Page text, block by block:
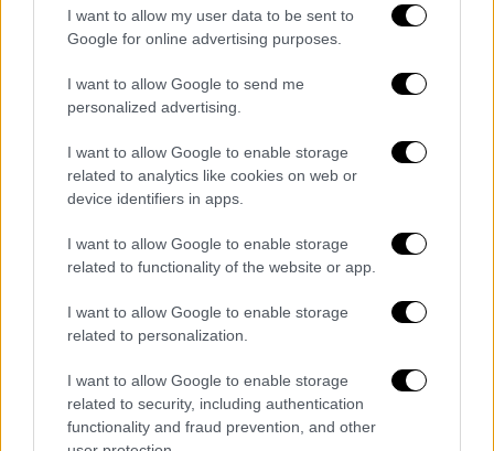
I want to allow my user data to be sent to
Google for online advertising purposes.
I want to allow Google to send me
personalized advertising.
I want to allow Google to enable storage
related to analytics like cookies on web or
device identifiers in apps.
I want to allow Google to enable storage
related to functionality of the website or app.
I want to allow Google to enable storage
related to personalization.
I want to allow Google to enable storage
related to security, including authentication
functionality and fraud prevention, and other
POPULAR VIDEOS
Κεντρικό...|07.08.2026 19:53
Κεντρικό δελτίο ειδήσεων 07/08/2026
ΑΠΟΣΠΑΣΜΑΤΑ...|07.08.2026 14:29
Μνημόσυνο για τη Λένα Σαμαρά στο Α΄
Νεκροταφείο Αθηνών